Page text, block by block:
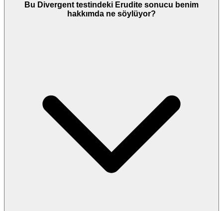
Bu Divergent testindeki Erudite sonucu benim
hakkımda ne söylüyor?